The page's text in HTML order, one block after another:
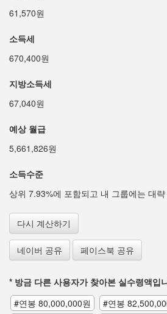
61,570원
소득세
670,400원
지방소득세
67,040원
예상 월급
5,661,826원
소득수준
상위 7.93%에 포함되고 내 그룹에는 대
다시 계산하기
네이버 공유 페이스북 공유
* 방금 다른 사용자가 찾아본 실수령액입
#연봉 80,000,000원
#연봉